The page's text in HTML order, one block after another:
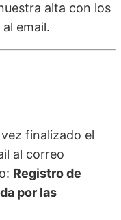
alta con los
email.
finalizado el
al correo
Registro de
por las